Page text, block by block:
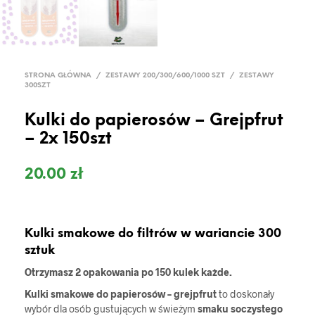
STRONA GŁÓWNA / ZESTAWY 200/300/600/1000 SZT /
ZESTAWY
300SZT
Kulki do papierosów – Grejpfrut
– 2x 150szt
20.00 zł
Kulki smakowe do filtrów w wariancie 300
sztuk
Otrzymasz 2 opakowania po 150 kulek każde.
Kulki smakowe do papierosów – grejpfrutto doskonały
wybór dla osób gustujących w świeżym smaku soczystego